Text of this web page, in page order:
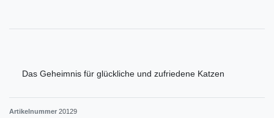
Das Geheimnis für glückliche und zufriedene Katzen
Artikelnummer 20129